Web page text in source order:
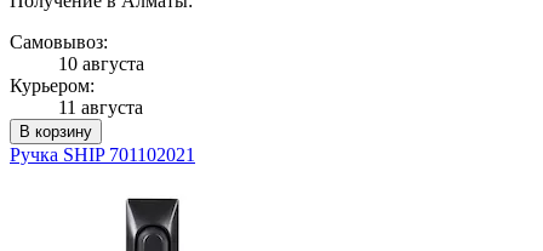
Самовывоз:
10 августа
Курьером:
11 августа
В корзину
Ручка SHIP 701102021